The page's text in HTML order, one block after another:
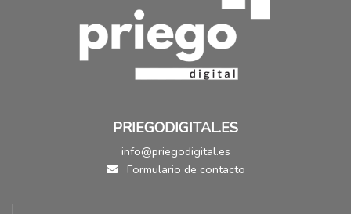
PRIEGODIGITAL.ES
info@priegodigital.es
Formulario de contacto